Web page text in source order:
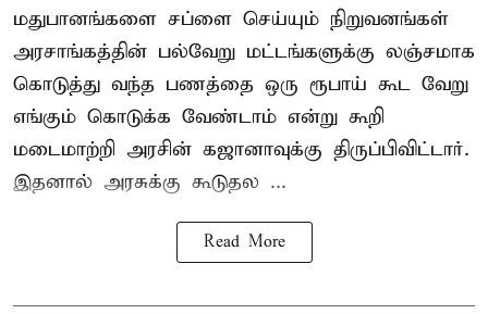
மதுபானங்களை சப்ளை செய்யும் நிறுவனங்கள்
அரசாங்கத்தின் பல்வேறு மட்டங்களுக்கு லஞ்சமாக
கொடுத்து வந்த பணத்தை ஒரு ரூபாய் கூட வேறு
எங்கும் கொடுக்க வேண்டாம் என்று கூறி
மடைமாற்றி அரசின் கஜானாவுக்கு திருப்பிவிட்டார்.
இதனால் அரசுக்கு கூடுதல ...
Read More